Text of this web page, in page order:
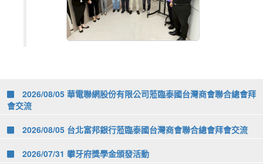
2026/08/05 華電聯網股份有限公司蒞臨泰國台灣商會聯合總會拜
會交流
2026/08/05 台北富邦銀行蒞臨泰國台灣商會聯合總會拜會交流
2026/07/31 攀牙府獎學金頒發活動